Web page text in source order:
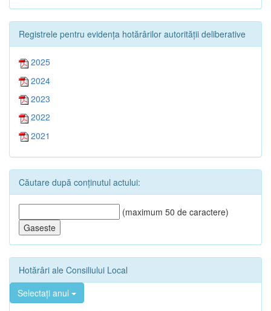
Registrele pentru evidența hotărârilor autorității deliberative
2025
2024
2023
2022
2021
Căutare după conținutul actului:
(maximum 50 de caractere)
Hotărâri ale Consiliului Local
Selectați anul